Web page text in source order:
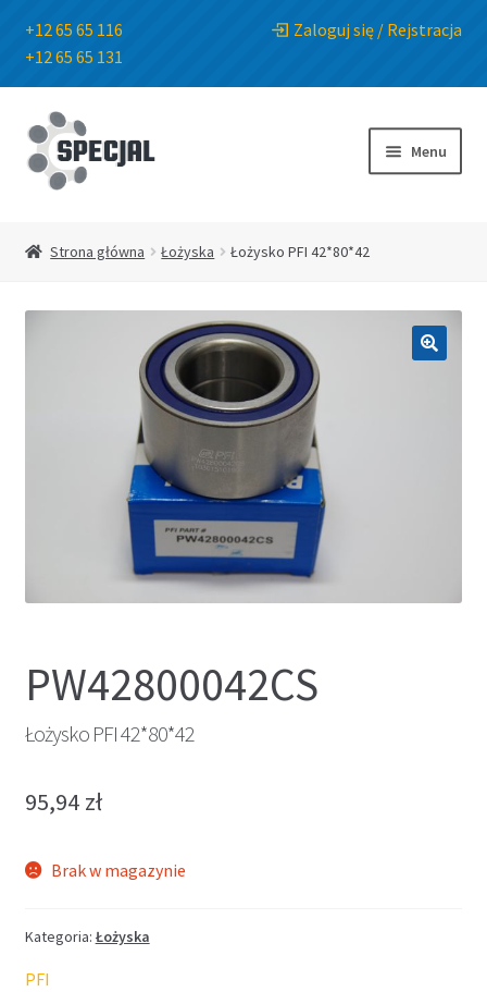
+12 65 65 116
+12 65 65 131
Zaloguj się / Rejstracja
Przejdź
do
nawigacji
Przejdź
do
treści
Menu
Strona główna Łożyska Łożysko PFI 42*80*42
PW42800042CS
Łożysko PFI 42*80*42
95,94 zł
Brak w magazynie
Kategoria: Łożyska
PFI